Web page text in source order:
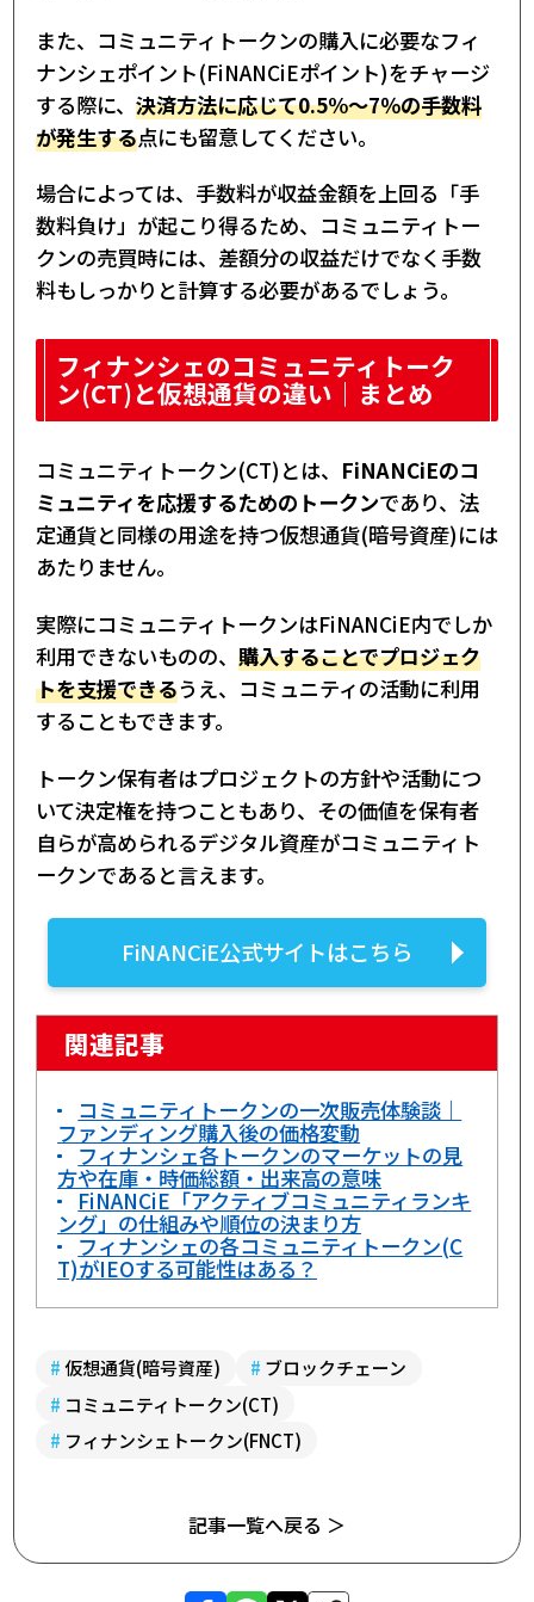
また、コミュニティトークンの購入に必要なフィ
ナンシェポイント(FiNANCiEポイント)をチャージ
する際に、 決済方法に応じて0.5%～7％の手数料
が発生する点にも留意してください。
場合によっては、手数料が収益金額を上回る「手
数料負け」が起こり得るため、コミュニティトー
クンの売買時には、差額分の収益だけでなく手数
料もしっかりと計算する必要があるでしょう。
フィナンシェのコミュニティトーク
ン(CT)と仮想通貨の違い｜まとめ
コミュニティトークン(CT)とは、 FiNANCiEのコ
ミュニティを応援するためのトークンであり、法
定通貨と同様の用途を持つ仮想通貨(暗号資産)には
あたりません。
実際にコミュニティトークンはFiNANCiE内でしか
利用できないものの、 購入することでプロジェク
トを支援できるうえ、コミュニティの活動に利用
することもできます。
トークン保有者はプロジェクトの方針や活動につ
いて決定権を持つこともあり、その価値を保有者
自らが高められるデジタル資産がコミュニティト
ークンであると言えます。
FiNANCiE公式サイトはこちら
関連記事
コミュニティトークンの一次販売体験談｜
ファンディング購入後の価格変動
フィナンシェ各トークンのマーケットの見
方や在庫・時価総額・出来高の意味
FiNANCiE「アクティブコミュニティランキ
ング」の仕組みや順位の決まり方
フィナンシェの各コミュニティトークン(C
T)がIEOする可能性はある？
#仮想通貨(暗号資産) # ブロックチェーン
# コミュニティトークン(CT)
# フィナンシェトークン(FNCT)
記事一覧へ戻る ＞